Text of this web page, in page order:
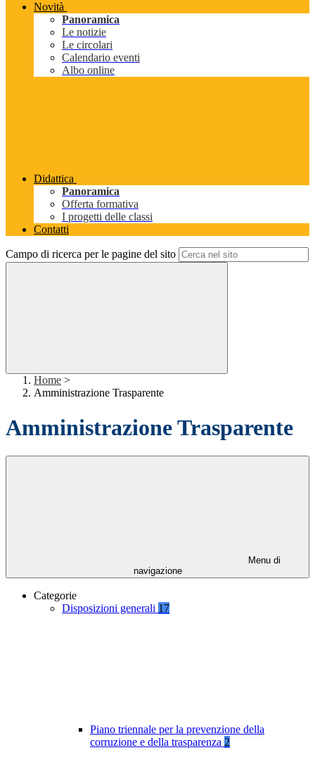
Novità
Panoramica
Le notizie
Le circolari
Calendario eventi
Albo online
Didattica
Panoramica
Offerta formativa
I progetti delle classi
Contatti
Campo di ricerca per le pagine del sito
Home >
Amministrazione Trasparente
Amministrazione Trasparente
Menu di
navigazione
Categorie
Disposizioni generali 17
Piano triennale per la prevenzione della
corruzione e della trasparenza 2